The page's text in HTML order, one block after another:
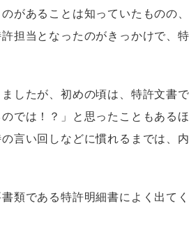
があることは知っていたものの
担当となったのがきっかけで、
したが、初めの頃は、特許文書
では！？」と思ったこともある
言い回しなどに慣れるまでは、
類である特許明細書によく出て